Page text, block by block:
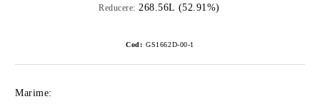
Reducere: 268.56L (52.91%)
Cod: GS1662D-00-1
Marime: